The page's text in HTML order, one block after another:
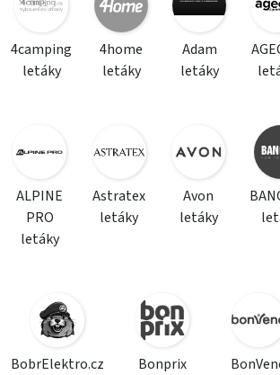
4camping
letáky
4home
letáky
Adam
letáky
ALPINE
PRO
letáky
Astratex
letáky
Avon
letáky
BobrElektro.cz
Bonprix